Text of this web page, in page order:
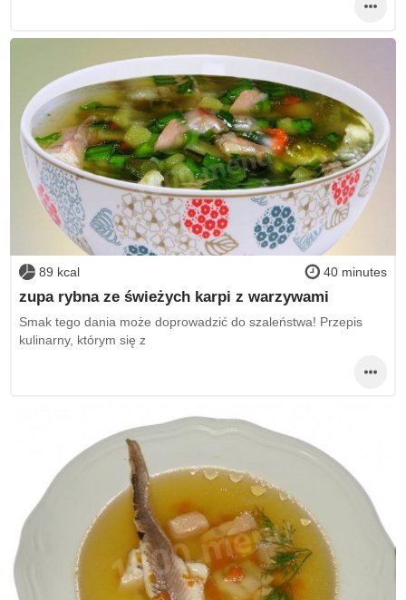
89 kcal 40 minutes
zupa rybna ze świeżych karpi z warzywami
Smak tego dania może doprowadzić do szaleństwa! Przepis
kulinarny, którym się z